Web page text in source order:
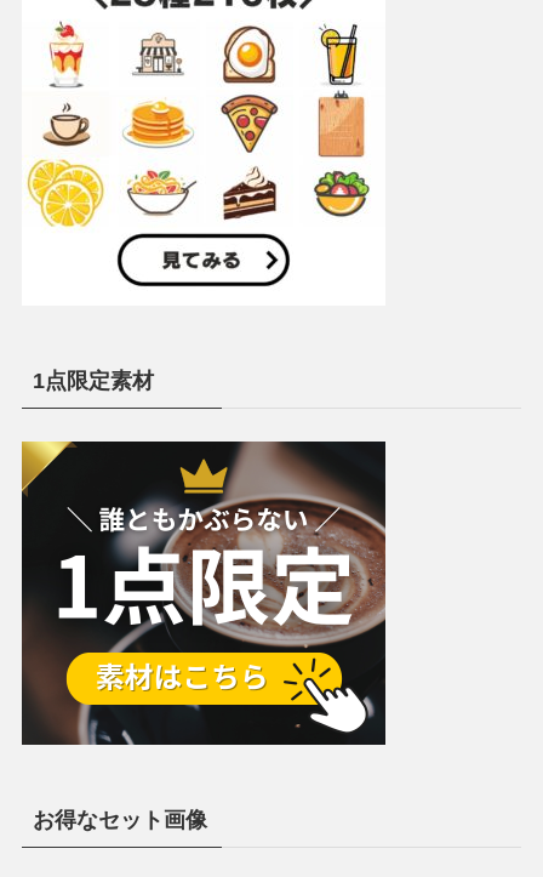
1点限定素材
お得なセット画像